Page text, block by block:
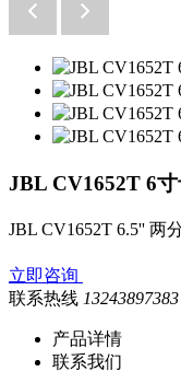
JBL CV1652T 6
JBL CV1652T 6.5'' 两
立即咨询
联系热线 13243897383
产品详情
联系我们